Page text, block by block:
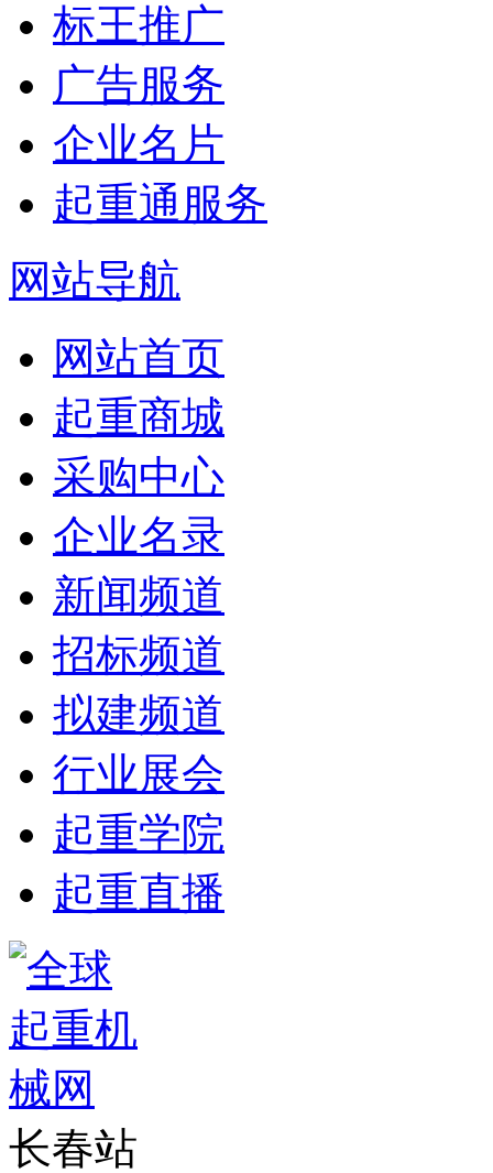
标王推广
广告服务
企业名片
起重通服务
网站导航
网站首页
起重商城
采购中心
企业名录
新闻频道
招标频道
拟建频道
行业展会
起重学院
起重直播
长春站